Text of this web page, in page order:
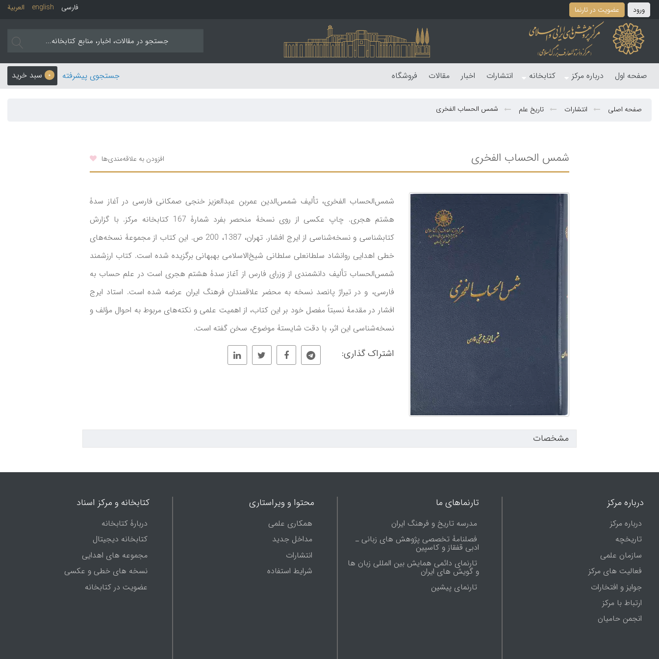
ورود عضویت در تارنما العربیة english فارسی
صفحه اول درباره مرکز کتابخانه انتشارات اخبار مقالات فروشگاه 0 سبد خرید جستجوی پیشرفته
صفحه اصلی انتشارات تاریخ علم شمس الحساب الفخری
شمس الحساب الفخری افزودن به علاقه‌مندی‌ها
شمس‌الحساب الفخری، تألیف شمس‌الدین عمربن عبدالعزیز خنجی صمکانی فارسی در آغاز سدۀ
هشتم هجری. چاپ عکسی از روی نسخۀ منحصر بفرد شمارۀ 167 کتابخانه مرکز. با گزارش
کتابشناسی و نسخه‌شناسی از ایرج افشار. تهران، 1387، 200 ص. این کتاب از مجموعۀ نسخه‌های
خطی اهدایی روانشاد سلطانعلی سلطانی شیخ‌الاسلامی بهبهانی برگزیده شده است. کتاب ارزشمند
شمس‌الحساب تألیف دانشمندی از وزرای فارس از آغاز سدۀ هشتم هجری است در علم حساب به
فارسی، و در تیراژ پانصد نسخه به محضر علاقمندان فرهنگ ایران عرضه شده است. استاد ایرج
افشار در مقدمۀ نسبتاً مفصل خود بر این کتاب، از اهمیت علمی و نکته‌های مربوط به احوال مؤلف و
نسخه‌شناسی این اثر، با دقت شایستۀ موضوع، سخن گفته است.
اشتراک گذاری:
مشخصات
درباره مرکز
درباره مرکز
تاریخچه
سازمان علمی
فعالیت های مرکز
جوایز و افتخارات
ارتباط با مرکز
انجمن حامیان
تارنماهای ما
مدرسه تاریخ و فرهنگ ایران
فصلنامۀ تخصصی پژوهش های زبانی ـ
ادبی قفقاز و کاسپین
تارنمای دائمی همایش بین المللی زبان ها
و گویش های ایران
تارنماى پيشين
محتوا و ویراستاری
همکاری علمی
مداخل جدید
انتشارات
شرایط استفاده
کتابخانه و مرکز اسناد
دربارۀ کتابخانه
کتابخانه دیجیتال
مجموعه های اهدایی
نسخه های خطی و عکسی
عضویت در کتابخانه